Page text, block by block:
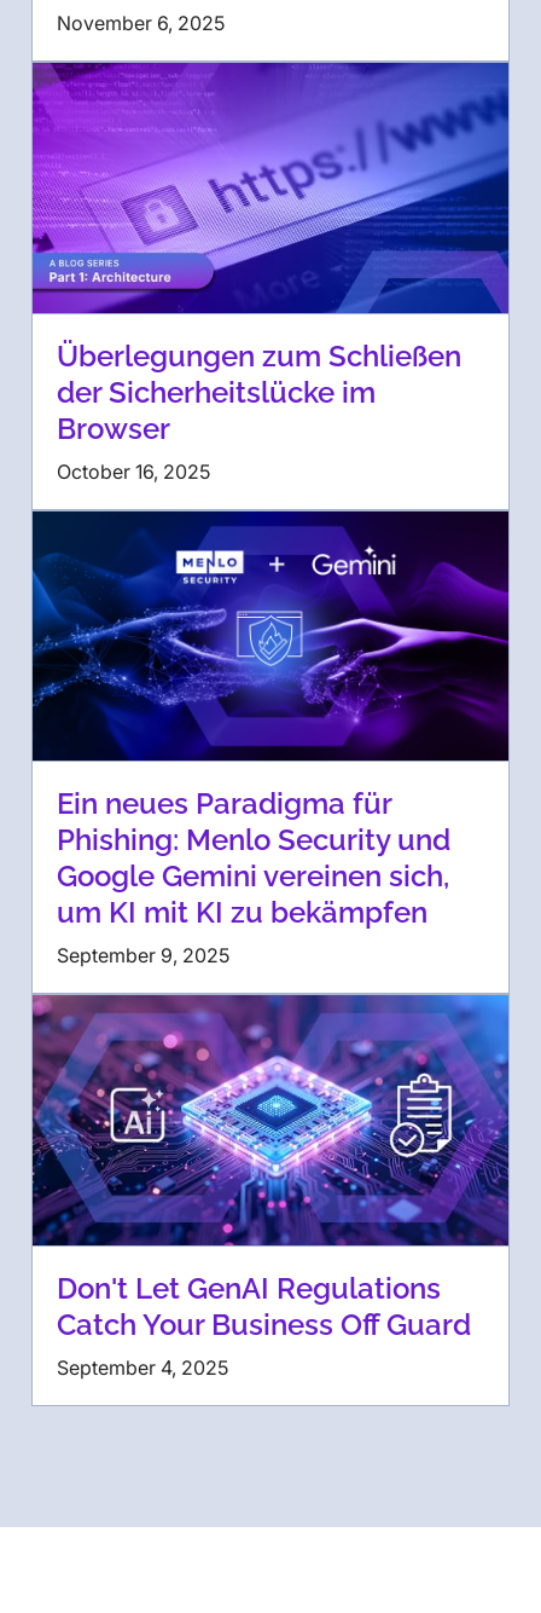
November 6, 2025
Überlegungen zum Schließen
der Sicherheitslücke im
Browser
October 16, 2025
Ein neues Paradigma für
Phishing: Menlo Security und
Google Gemini vereinen sich,
um KI mit KI zu bekämpfen
September 9, 2025
Don't Let GenAI Regulations
Catch Your Business Off Guard
September 4, 2025